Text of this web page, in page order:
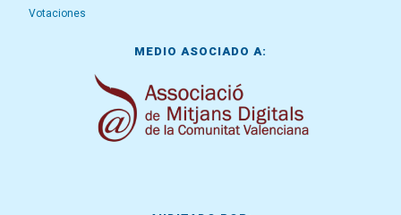
Votaciones
MEDIO ASOCIADO A: